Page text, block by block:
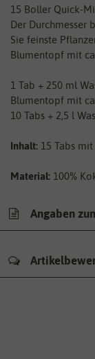
15 Boller Quick-
Der Durchmesser
Sie feinste
Blumentopf mit
1 Tab + 250 ml
Blumentopf mit
10 Tabs + 2,5 l
Inhalt: 15 Tabs
Material: 100%
Angaben